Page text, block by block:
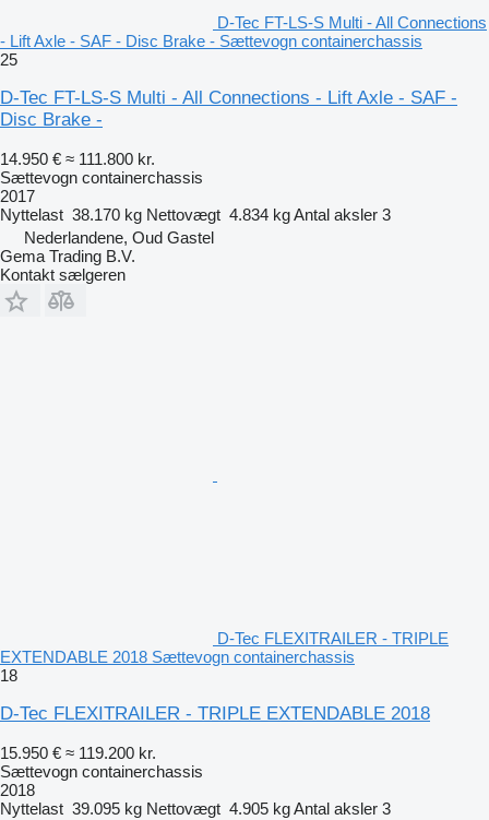
D-Tec FT-LS-S Multi - All Connections
- Lift Axle - SAF - Disc Brake - Sættevogn containerchassis
25
D-Tec FT-LS-S Multi - All Connections - Lift Axle - SAF -
Disc Brake -
14.950 € ≈ 111.800 kr.
Sættevogn containerchassis
2017
Nyttelast 38.170 kg Nettovægt 4.834 kgAntal aksler 3
Nederlandene, Oud Gastel
Gema Trading B.V.
Kontakt sælgeren
D-Tec FLEXITRAILER - TRIPLE
EXTENDABLE 2018 Sættevogn containerchassis
18
D-Tec FLEXITRAILER - TRIPLE EXTENDABLE 2018
15.950 € ≈ 119.200 kr.
Sættevogn containerchassis
2018
Nyttelast 39.095 kg Nettovægt 4.905 kgAntal aksler 3